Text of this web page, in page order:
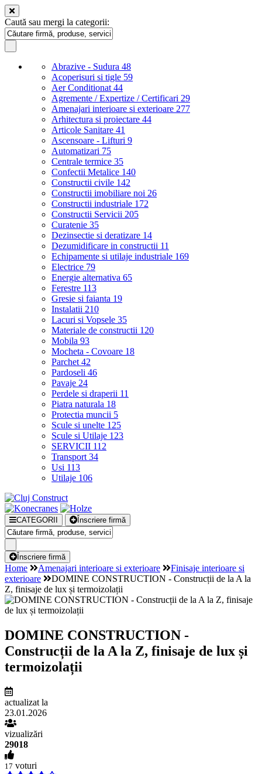
Caută sau mergi la categorii:
Abrazive - Sudura 48
Acoperisuri si tigle 59
Aer Conditionat 44
Agremente / Expertize / Certificari 29
Amenajari interioare si exterioare 277
Arhitectura si proiectare 44
Articole Sanitare 41
Ascensoare - Lifturi 9
Automatizari 75
Centrale termice 35
Confectii Metalice 140
Constructii civile 142
Constructii imobiliare noi 26
Constructii industriale 172
Constructii Servicii 205
Curatenie 35
Dezinsectie si deratizare 14
Dezumidificare in constructii 11
Echipamente si utilaje industriale 169
Electrice 79
Energie alternativa 65
Ferestre 113
Gresie si faianta 19
Instalatii 210
Lacuri si Vopsele 35
Materiale de constructii 120
Mobila 93
Mocheta - Covoare 18
Parchet 42
Pardoseli 46
Pavaje 24
Perdele si draperii 11
Piatra naturala 18
Protectia muncii 5
Scule si unelte 125
Scule si Utilaje 123
SERVICII 112
Transport 34
Usi 113
Utilaje 106
CATEGORII Înscriere firmă
Înscriere firmă
Home Amenajari interioare si exterioare
Finisaje interioare si
exterioare
DOMINE CONSTRUCTION - Construcții de la A la
Z, finisaje de lux și termoizolații
DOMINE CONSTRUCTION -
Construcții de la A la Z, finisaje de lux și
termoizolații
actualizat la
23.01.2026
vizualizări
29018
17 voturi